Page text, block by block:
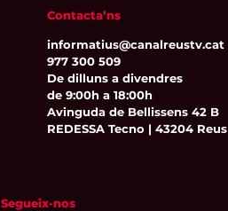
Contacta’ns
informatius@canalreustv.cat
977 300 509
De dilluns a divendres
de 9:00h a 18:00h
Avinguda de Bellissens 42 B
REDESSA Tecno | 43204 Reus
Segueix-nos